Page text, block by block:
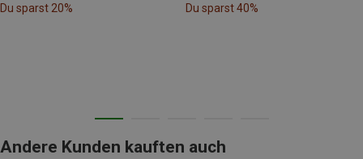
Du sparst 20% Du sparst 40%
Andere Kunden kauften auch